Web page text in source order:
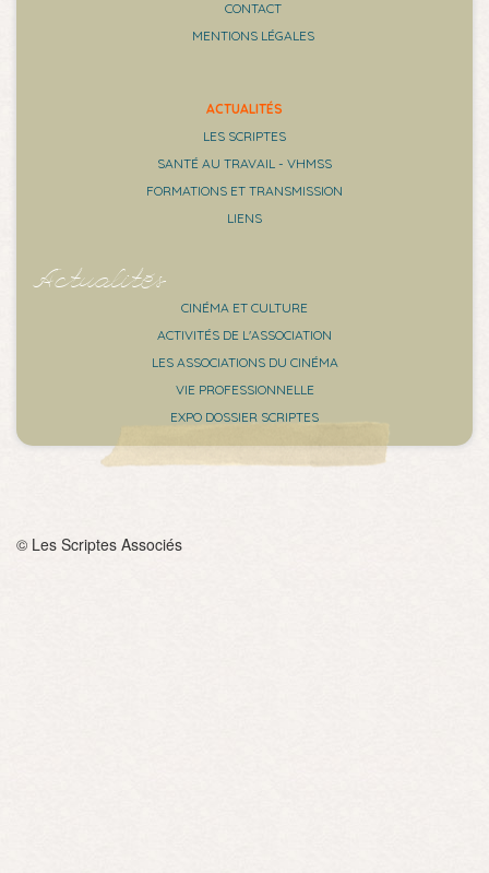
CONTACT
MENTIONS LÉGALES
ACTUALITÉS
LES SCRIPTES
SANTÉ AU TRAVAIL - VHMSS
FORMATIONS ET TRANSMISSION
LIENS
Actualités
CINÉMA ET CULTURE
ACTIVITÉS DE L'ASSOCIATION
LES ASSOCIATIONS DU CINÉMA
VIE PROFESSIONNELLE
EXPO DOSSIER SCRIPTES
© Les Scriptes Associés